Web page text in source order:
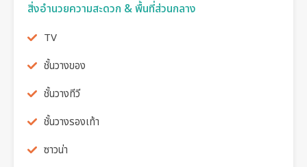
สิ่งอำนวยความสะดวก & พื้นที่ส่วนกลาง
TV
ชั้นวางของ
ชั้นวางทีวี
ชั้นวางรองเท้า
ซาวน่า